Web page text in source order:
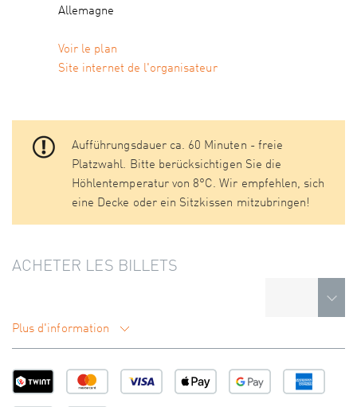
Allemagne
Voir le plan
Site internet de l'organisateur
Aufführungsdauer ca. 60 Minuten - freie
Platzwahl. Bitte berücksichtigen Sie die
Höhlentemperatur von 8°C. Wir empfehlen, sich
eine Decke oder ein Sitzkissen mitzubringen!
ACHETER LES BILLETS
Plus d'information